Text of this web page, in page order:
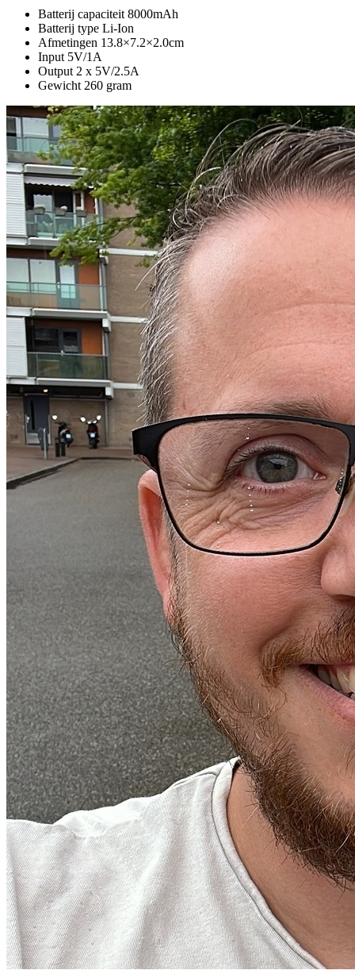
Batterij capaciteit 8000mAh
Batterij type Li-Ion
Afmetingen 13.8×7.2×2.0cm
Input 5V/1A
Output 2 x 5V/2.5A
Gewicht 260 gram